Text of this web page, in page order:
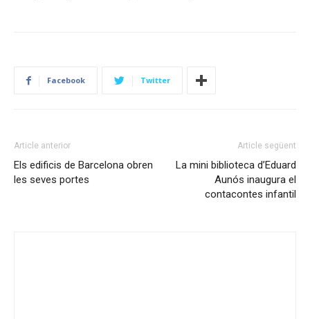
Facebook Twitter
Article anterior
Els edificis de Barcelona obren
les seves portes
Article següent
La mini biblioteca d’Eduard
Aunós inaugura el
contacontes infantil